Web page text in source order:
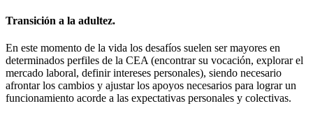
Transición a la adultez.
En este momento de la vida los desafíos suelen ser mayores en
determinados perfiles de la CEA (encontrar su vocación, explorar el
mercado laboral, definir intereses personales), siendo necesario
afrontar los cambios y ajustar los apoyos necesarios para lograr un
funcionamiento acorde a las expectativas personales y colectivas.